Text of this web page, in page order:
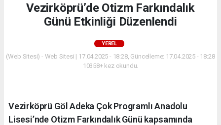
Vezirköprü’de Otizm Farkındalık
Günü Etkinliği Düzenlendi
YEREL
(Web Sitesi) - Web Sitesi | 17.04.2025 - 18:28, Güncelleme: 17.04.2025 - 18:28
10358+ kez okundu.
Vezirköprü Göl Adeka Çok Programlı Anadolu
Lisesi’nde Otizm Farkındalık Günü kapsamında